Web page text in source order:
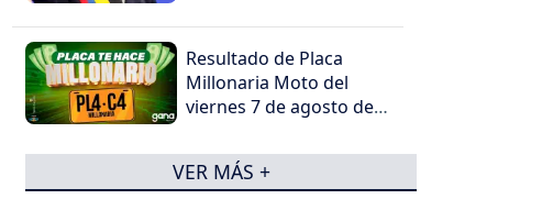
Resultado de Placa
Millonaria Moto del
viernes 7 de agosto de
VER MÁS +